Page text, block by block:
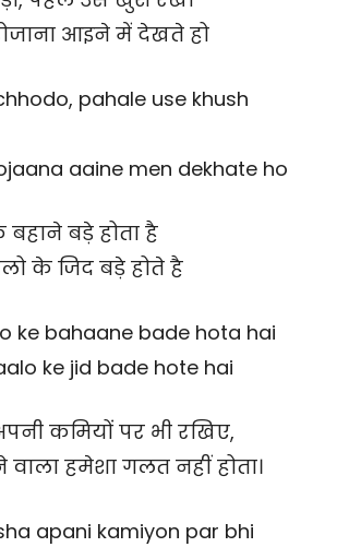
आइने में देखते हो
pahale use khush
aaine men dekhate ho
बहाने बड़े होता है
के जिद बड़े होते है
ke bahaane bade hota hai
ke jid bade hote hai
कमियों पर भी रखिए,
हमेशा गलत नहीं होता।
apani kamiyon par bhi